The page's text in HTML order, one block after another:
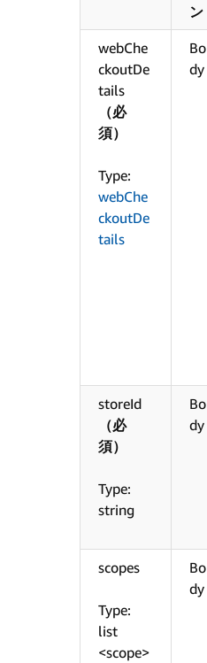
ン
webChe
ckoutDe
tails
（必
須）
Type:
webChe
ckoutDe
tails
Bo
dy
storeId
（必
須）
Type:
string
Bo
dy
scopes
Type:
list
<scope>
Bo
dy